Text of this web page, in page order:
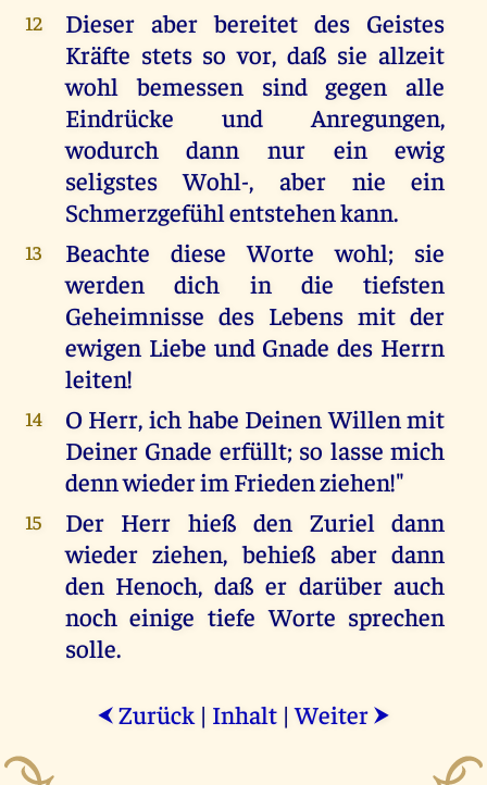
12
Dieser aber bereitet des Geistes
Kräfte stets so vor, daß sie allzeit
wohl bemessen sind gegen alle
Eindrücke und Anregungen,
wodurch dann nur ein ewig
seligstes Wohl-, aber nie ein
Schmerzgefühl entstehen kann.
13
Beachte diese Worte wohl; sie
werden dich in die tiefsten
Geheimnisse des Lebens mit der
ewigen Liebe und Gnade des Herrn
leiten!
14
O Herr, ich habe Deinen Willen mit
Deiner Gnade erfüllt; so lasse mich
denn wieder im Frieden ziehen!"
15
Der Herr hieß den Zuriel dann
wieder ziehen, behieß aber dann
den Henoch, daß er darüber auch
noch einige tiefe Worte sprechen
solle.
⮜ Zurück | Inhalt |Weiter ⮞